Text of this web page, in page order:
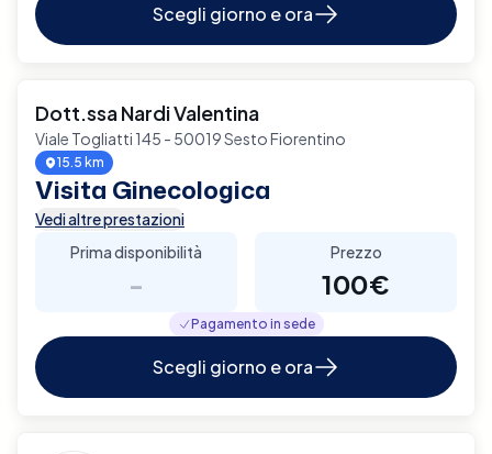
Scegli giorno e ora
Dott.ssa Nardi Valentina
Viale Togliatti 145 - 50019 Sesto Fiorentino
15.5 km
Visita Ginecologica
Vedi altre prestazioni
Prima disponibilità
-
Prezzo
100€
Pagamento in sede
Scegli giorno e ora